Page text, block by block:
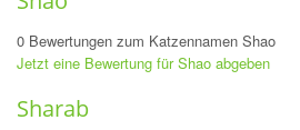
0 Bewertungen zum Katzennamen Shao
Jetzt eine Bewertung für Shao abgeben
Sharab